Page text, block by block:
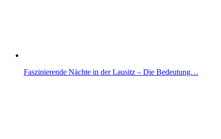
Faszinierende Nächte in der Lausitz – Die Bedeutung…